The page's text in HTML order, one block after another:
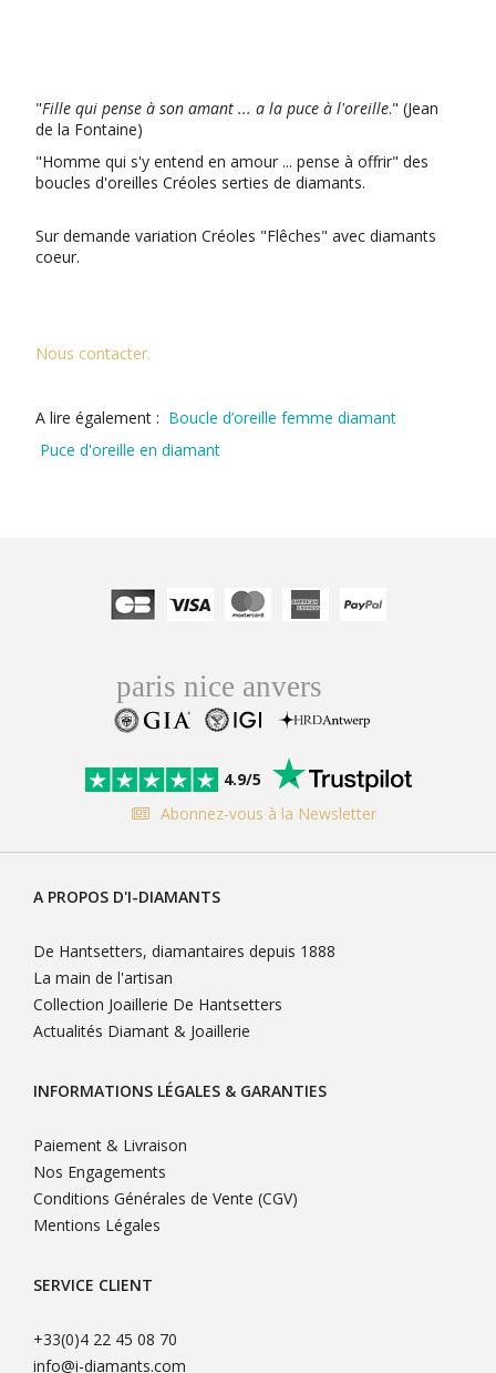
"Fille qui pense à son amant ... a la puce à l'oreille." (Jean
de la Fontaine)
"Homme qui s'y entend en amour ... pense à offrir" des
boucles d'oreilles Créoles serties de diamants.
Sur demande variation Créoles "Flêches" avec diamants
coeur.
Nous contacter.
A lire également : Boucle d’oreille femme diamant
Puce d'oreille en diamant
4.9/5
Abonnez-vous à la Newsletter
A PROPOS D'I-DIAMANTS
De Hantsetters, diamantaires depuis 1888
La main de l'artisan
Collection Joaillerie De Hantsetters
Actualités Diamant & Joaillerie
INFORMATIONS LÉGALES & GARANTIES
Paiement & Livraison
Nos Engagements
Conditions Générales de Vente (CGV)
Mentions Légales
SERVICE CLIENT
+33(0)4 22 45 08 70
info@i-diamants.com